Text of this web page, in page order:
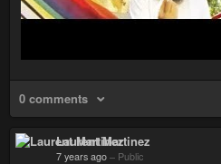
0 comments
Laurent Martinez
7 years ago – Public